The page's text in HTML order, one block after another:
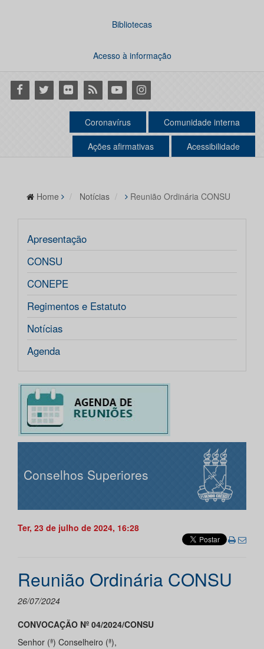
Bibliotecas
Acesso à informação
Facebook
Twitter Flickr RSS YoutubeInstagram
Coronavírus Comunidade interna
Ações afirmativas Acessibilidade
Home Notícias Reunião Ordinária CONSU
Apresentação
CONSU
CONEPE
Regimentos e Estatuto
Notícias
Agenda
Conselhos Superiores
Ter, 23 de julho de 2024, 16:28
Reunião Ordinária CONSU
26/07/2024
CONVOCAÇÃO Nº 04/2024/CONSU
Senhor (ª) Conselheiro (ª),